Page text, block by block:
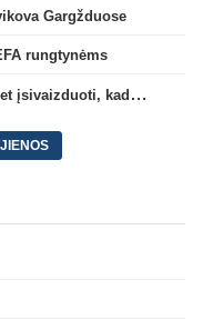
Gargžduose
rungtynėms
M. Capanas: „Prieš pusmetį negalėjau net įsivaizduoti, kad žaisime prieš „Hajduk“